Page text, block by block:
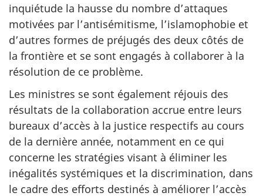
inquiétude la hausse du nombre d’attaques
motivées par l’antisémitisme, l’islamophobie et
d’autres formes de préjugés des deux côtés de
la frontière et se sont engagés à collaborer à la
résolution de ce problème.
Les ministres se sont également réjouis des
résultats de la collaboration accrue entre leurs
bureaux d’accès à la justice respectifs au cours
de la dernière année, notamment en ce qui
concerne les stratégies visant à éliminer les
inégalités systémiques et la discrimination, dans
le cadre des efforts destinés à améliorer l’accès